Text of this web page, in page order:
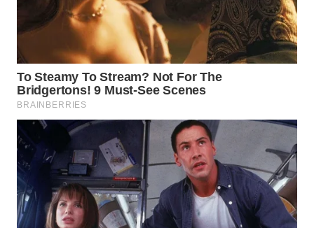
TANJUNG
LESUNG
WN
KARO
WN
SIMALUNGUN
WN
LABUHANBATU